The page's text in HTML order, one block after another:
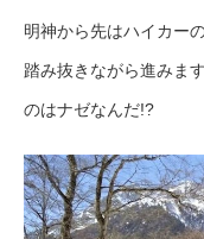
明神から先はハイカー
踏み抜きながら進みま
のはナゼなんだ!?